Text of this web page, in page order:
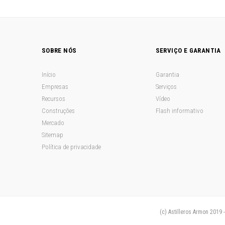
SOBRE NÓS
Início
Empresas
Recursos
Construções
Mercado
Sitemap
Política de privacidade
SERVIÇO E GARANTIA
Garantia
Serviços
Vídeo
Flash informativo
(c) Astilleros Armon 2019